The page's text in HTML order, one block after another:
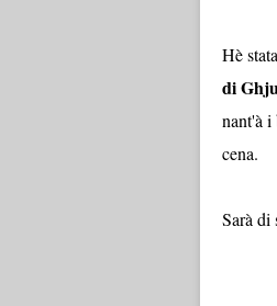
Hè
di
nant'à i
cena.
Sarà di